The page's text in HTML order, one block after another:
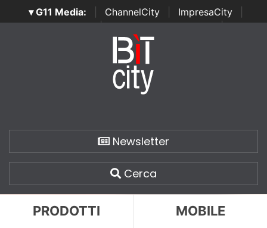
▾ G11 Media: ChannelCity ImpresaCity
SecurityOpenLab | Italian Channel Awards | Italian
Italian Security Awards
Newsletter
Cerca
PRODOTTI MOBILE